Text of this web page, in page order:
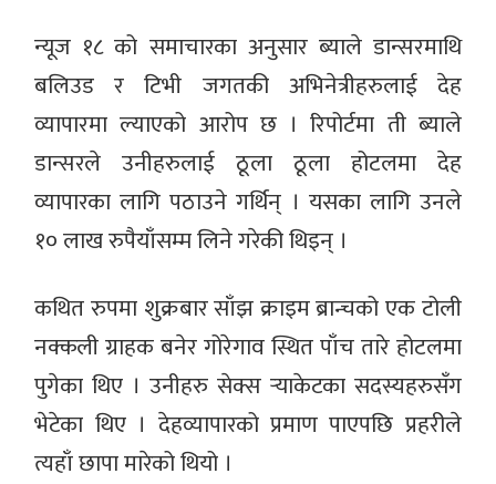
न्यूज १८ को समाचारका अनुसार ब्याले डान्सरमाथि
बलिउड र टिभी जगतकी अभिनेत्रीहरुलाई देह
व्यापारमा ल्याएको आरोप छ । रिपोर्टमा ती ब्याले
डान्सरले उनीहरुलाई ठूला ठूला होटलमा देह
व्यापारका लागि पठाउने गर्थिन् । यसका लागि उनले
१० लाख रुपैयाँसम्म लिने गरेकी थिइन् ।
कथित रुपमा शुक्रबार साँझ क्राइम ब्रान्चको एक टोली
नक्कली ग्राहक बनेर गोरेगाव स्थित पाँच तारे होटलमा
पुगेका थिए । उनीहरु सेक्स र्‍याकेटका सदस्यहरुसँग
भेटेका थिए । देहव्यापारको प्रमाण पाएपछि प्रहरीले
त्यहाँ छापा मारेको थियो ।